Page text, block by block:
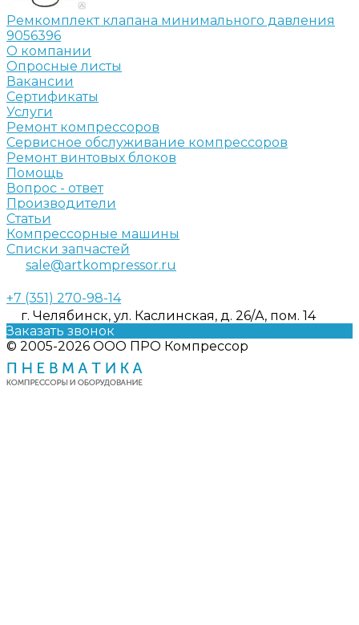
Ремкомплект клапана минимального давления
9056396
О компании
Опросные листы
Вакансии
Сертификаты
Услуги
Ремонт компрессоров
Сервисное обслуживание компрессоров
Ремонт винтовых блоков
Помощь
Вопрос - ответ
Производители
Статьи
Компрессорные машины
Списки запчастей
sale@artkompressor.ru
+7 (351) 270-98-14
г. Челябинск, ул. Каслинская, д. 26/А, пом. 14
Заказать звонок
© 2005-2026 ООО ПРО Компрессор